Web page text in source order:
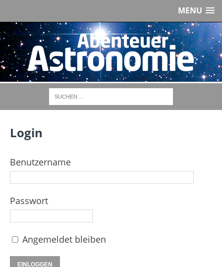
MENU
Login
Benutzername
Passwort
Angemeldet bleiben